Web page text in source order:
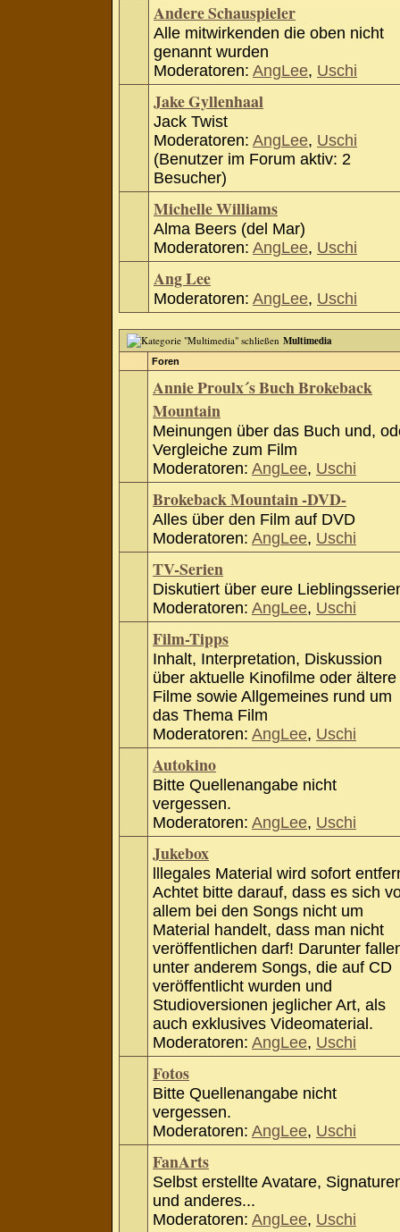
Andere Schauspieler
Alle mitwirkenden die oben nicht
genannt wurden
Moderatoren: AngLee, Uschi
Jake Gyllenhaal
Jack Twist
Moderatoren: AngLee, Uschi
(Benutzer im Forum aktiv: 2
Besucher)
Michelle Williams
Alma Beers (del Mar)
Moderatoren: AngLee, Uschi
Ang Lee
Moderatoren: AngLee, Uschi
Multimedia
Foren
Annie Proulx´s Buch Brokeback
Mountain
Meinungen über das Buch und,
Vergleiche zum Film
Moderatoren: AngLee, Uschi
Brokeback Mountain -DVD-
Alles über den Film auf DVD
Moderatoren: AngLee, Uschi
TV-Serien
Diskutiert über eure
Moderatoren: AngLee, Uschi
Film-Tipps
Inhalt, Interpretation, Diskussion
über aktuelle Kinofilme oder ältere
Filme sowie Allgemeines rund um
das Thema Film
Moderatoren: AngLee, Uschi
Autokino
Bitte Quellenangabe nicht
vergessen.
Moderatoren: AngLee, Uschi
Jukebox
lllegales Material wird sofort
Achtet bitte darauf, dass es sich
allem bei den Songs nicht um
Material handelt, dass man nicht
veröffentlichen darf! Darunter
unter anderem Songs, die auf CD
veröffentlicht wurden und
Studioversionen jeglicher Art, als
auch exklusives Videomaterial.
Moderatoren: AngLee, Uschi
Fotos
Bitte Quellenangabe nicht
vergessen.
Moderatoren: AngLee, Uschi
FanArts
Selbst erstellte Avatare,
und anderes...
Moderatoren: AngLee, Uschi